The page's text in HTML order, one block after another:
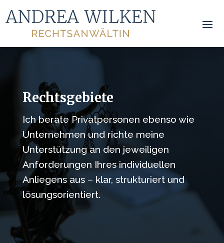
Rechtsgebiete
Ich berate Privatpersonen ebenso wie
Unternehmen und richte meine
Unterstützung an den jeweiligen
Anforderungen Ihres individuellen
Anliegens aus – klar, strukturiert und
lösungsorientiert.